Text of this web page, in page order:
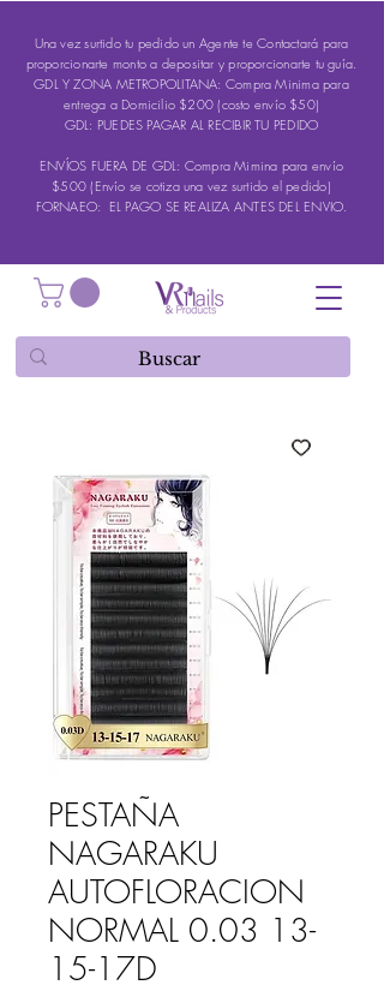
Una vez surtido tu pedido un Agente te Contactará para
proporcionarte monto a depositar y proporcionarte tu guía.
GDL Y ZONA METROPOLITANA: Compra Minima para
entrega a Domicilio $200 (costo envío $50)
GDL: PUEDES PAGAR AL RECIBIR TU PEDIDO
ENVÍOS FUERA DE GDL: Compra Mimina para envío
$500 (Envío se cotiza una vez surtido el pedido)
FORNAEO: EL PAGO SE REALIZA ANTES DEL ENVIO.
PESTAÑA
NAGARAKU
AUTOFLORACION
NORMAL 0.03 13-
15-17D